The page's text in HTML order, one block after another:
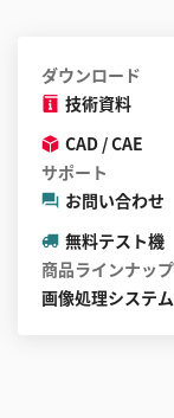
ダウンロード
技術資料
CAD / CAE
サポート
お問い合わせ
無料テスト機
商品ラインナップ
画像処理システム